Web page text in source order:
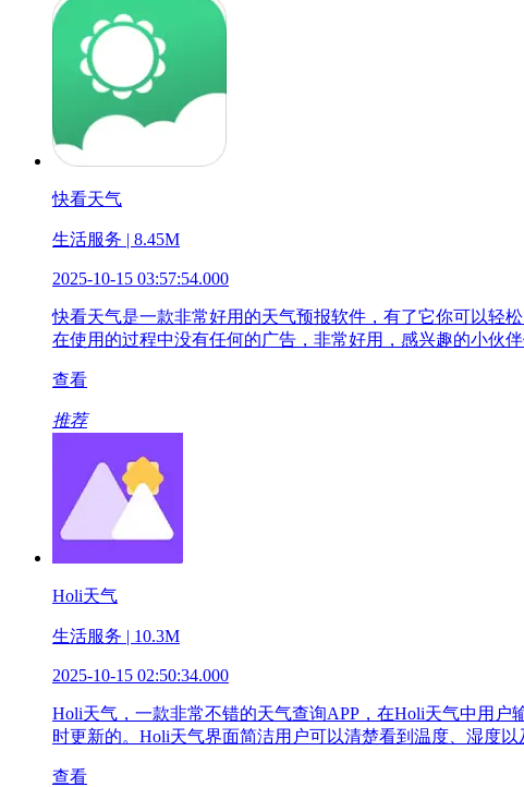
快看天气
生活服务 | 8.45M
2025-10-15 03:57:54.000
快看天气是一款非常好用的天气预报软件，有了它你可以轻
在使用的过程中没有任何的广告，非常好用，感兴趣的小伙伴
查看
推荐
Holi天气
生活服务 | 10.3M
2025-10-15 02:50:34.000
Holi天气，一款非常不错的天气查询APP，在Holi天气中用
时更新的。Holi天气界面简洁用户可以清楚看到温度、湿度
查看